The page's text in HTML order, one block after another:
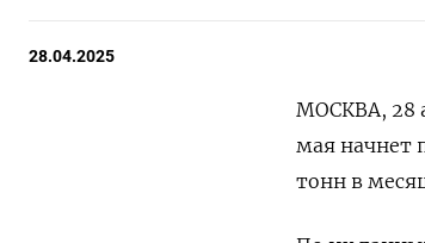
28.04.2025
МОСКВА, 28
мая начнет
тонн в